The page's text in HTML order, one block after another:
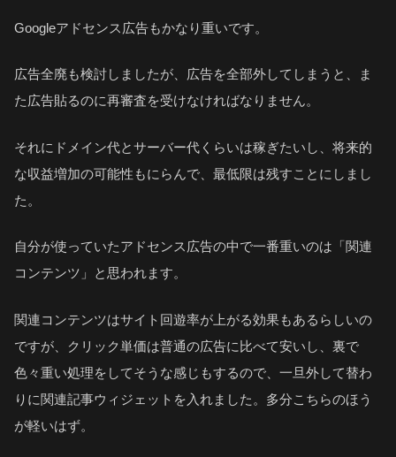
Googleアドセンス広告もかなり重いです。
広告全廃も検討しましたが、広告を全部外してしまうと、ま
た広告貼るのに再審査を受けなければなりません。
それにドメイン代とサーバー代くらいは稼ぎたいし、将来的
な収益増加の可能性もにらんで、最低限は残すことにしまし
た。
自分が使っていたアドセンス広告の中で一番重いのは「関連
コンテンツ」と思われます。
関連コンテンツはサイト回遊率が上がる効果もあるらしいの
ですが、クリック単価は普通の広告に比べて安いし、裏で
色々重い処理をしてそうな感じもするので、一旦外して替わ
りに関連記事ウィジェットを入れました。多分こちらのほう
が軽いはず。